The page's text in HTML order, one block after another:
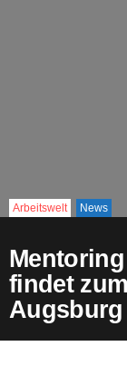
Arbeitswelt News
findet